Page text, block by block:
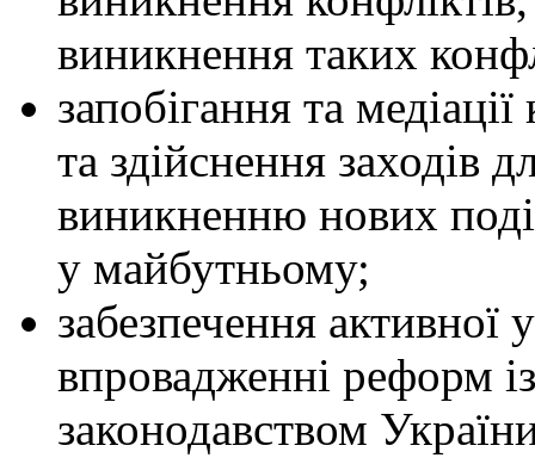
виникнення таких
запобігання та
та здійснення заходів
виникненню нових
у майбутньому;
забезпечення активної
впровадженні реформ
законодавством